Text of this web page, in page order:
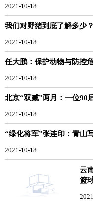
2021-10-18
我们对野猪到底了解多少？
2021-10-18
任大鹏：保护动物与防控
2021-10-18
北京“双减”两月：一位90
2021-10-18
“绿化将军”张连印：青山
2021-10-18
云
篮